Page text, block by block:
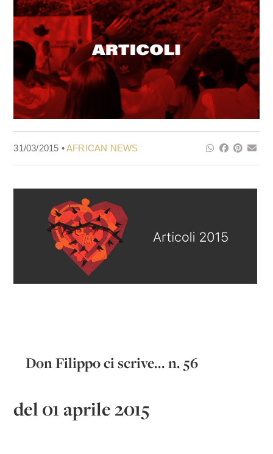
31/03/2015 •AFRICAN NEWS
Don Filippo ci scrive... n. 56
del 01 aprile 2015